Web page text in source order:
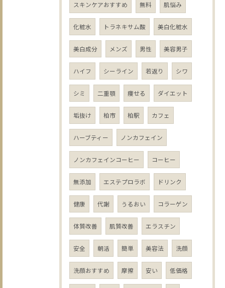
スキンケアおすすめ 無料 肌悩み
化粧水 トラネキサム酸 美白化粧水
美白成分 メンズ 男性 美容男子
ハイフ シーライン 若返り シワ
シミ 二重顎 痩せる ダイエット
垢抜け 柏市 柏駅 カフェ
ハーブティー ノンカフェイン
ノンカフェインコーヒー コーヒー
無添加 エステプロラボ ドリンク
健康 代謝 うるおい コラーゲン
体質改善 肌質改善 エラスチン
安全 朝活 簡単 美容法 洗顔
洗顔おすすめ 摩擦 安い 低価格